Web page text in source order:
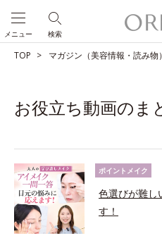
検索
メニュー
TOP マガジン（美容情報・読み物）
お役立ち動画のま
ポイントメイク
色選びが難し
す！